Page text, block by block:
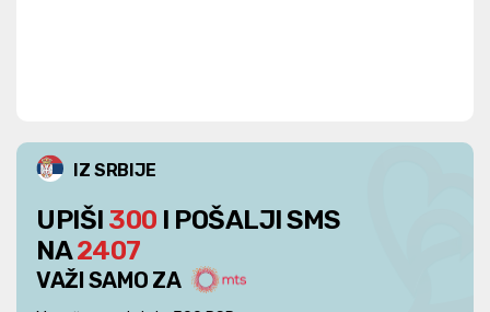
IZ SRBIJE
UPIŠI 300 I POŠALJI SMS
NA2407
VAŽI SAMO ZA